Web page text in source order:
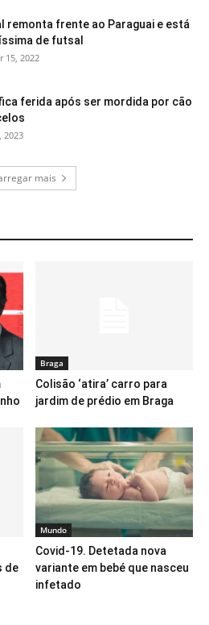
remonta frente ao Paraguai e está
de futsal
15, 2022
ferida após ser mordida por cão
2023
mais
Braga
Colisão ‘atira’ carro para
jardim de prédio em Braga
de
Mundo
Covid-19. Detetada nova
variante em bebé que nasceu
infetado